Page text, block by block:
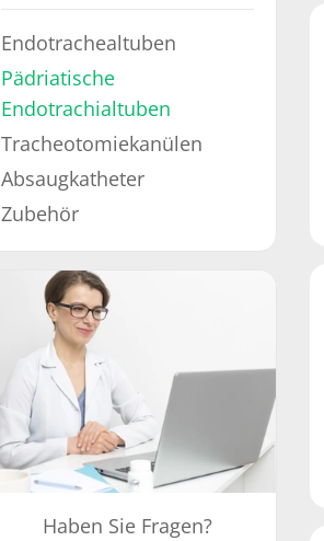
Endotrachealtuben
Pädriatische
Endotrachialtuben
Tracheotomiekanülen
Absaugkatheter
Zubehör
Haben Sie Fragen?